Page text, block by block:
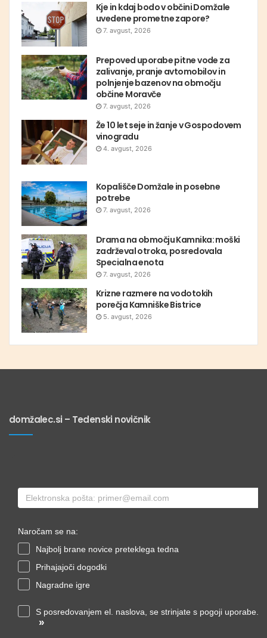
Kje in kdaj bodo v občini Domžale
uvedene prometne zapore?
7. avgust, 2026
Prepoved uporabe pitne vode za
zalivanje, pranje avtomobilov in
polnjenje bazenov na območju
občine Moravče
7. avgust, 2026
Že 10 let seje in žanje v Gospodovem
vinogradu
4. avgust, 2026
Kopališče Domžale in posebne
potrebe
7. avgust, 2026
Drama na območju Kamnika: moški
zadrževal otroka, posredovala
Specialna enota
7. avgust, 2026
Krizne razmere na vodotokih
porečja Kamniške Bistrice
5. avgust, 2026
domžalec.si – Tedenski novičnik
Naročam se na:
Najbolj brane novice preteklega tedna
Prihajajoči dogodki
Nagradne igre
S posredovanjem el. naslova, se strinjate s pogoji uporabe.
»